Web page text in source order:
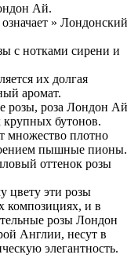
Ай.
» Лондонский
с нотками сирени и
их долгая
аромат.
розы, роза Лондон Ай
крупных бутонов.
множество плотно
пышные пионы.
оттенок розы
цвету эти розы
композициях, и в
розы Лондон
Англии, несут в
элегантность.